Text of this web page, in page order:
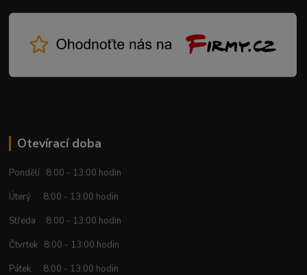
Otevírací doba
Pondělí 8:00 - 13:00 hodin
Úterý 8:00 - 13:00 hodin
Středa 8:00 - 13:00 hodin
Čtvrtek 8:00 - 13:00 hodin
Pátek 8:00 - 13:00 hodin